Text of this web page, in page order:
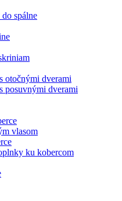
spálne
otočnými dverami
posuvnými dverami
vlasom
ku kobercom